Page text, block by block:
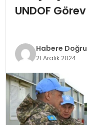
DÜNYA
SPOR
EĞİTİM
MAGAZİN
UNDOF
Habere Doğru
21 Aralık 2024